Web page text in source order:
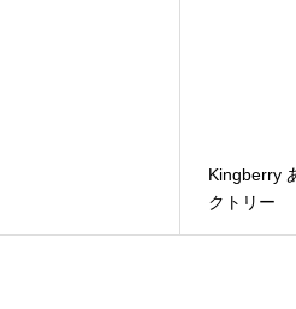
Kingberry
クトリー